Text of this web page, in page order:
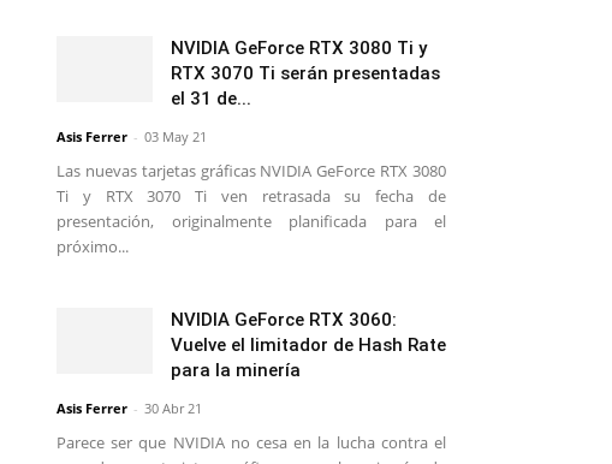
NVIDIA GeForce RTX 3080 Ti y
RTX 3070 Ti serán presentadas
el 31 de...
Asis Ferrer - 03 May 21
Las nuevas tarjetas gráficas NVIDIA GeForce RTX 3080
Ti y RTX 3070 Ti ven retrasada su fecha de
presentación, originalmente planificada para el
próximo...
NVIDIA GeForce RTX 3060:
Vuelve el limitador de Hash Rate
para la minería
Asis Ferrer - 30 Abr 21
Parece ser que NVIDIA no cesa en la lucha contra el